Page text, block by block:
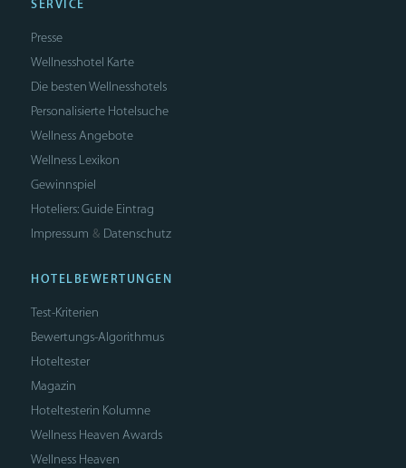
SERVICE
Presse
Wellnesshotel Karte
Die besten Wellnesshotels
Personalisierte Hotelsuche
Wellness Angebote
Wellness Lexikon
Gewinnspiel
Hoteliers: Guide Eintrag
Impressum & Datenschutz
HOTELBEWERTUNGEN
Test-Kriterien
Bewertungs-Algorithmus
Hoteltester
Magazin
Hoteltesterin Kolumne
Wellness Heaven Awards
Wellness Heaven